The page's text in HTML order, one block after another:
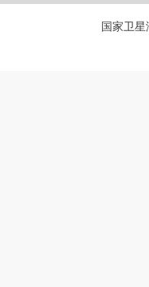
国家卫